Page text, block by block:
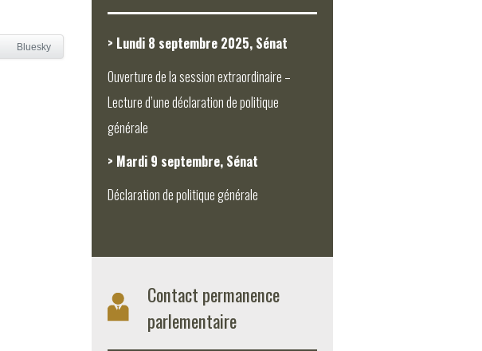
Bluesky
> Lundi 8 septembre 2025, Sénat
Ouverture de la session extraordinaire –
Lecture d’une déclaration de politique
générale
> Mardi 9 septembre, Sénat
Déclaration de politique générale
Contact permanence
parlementaire